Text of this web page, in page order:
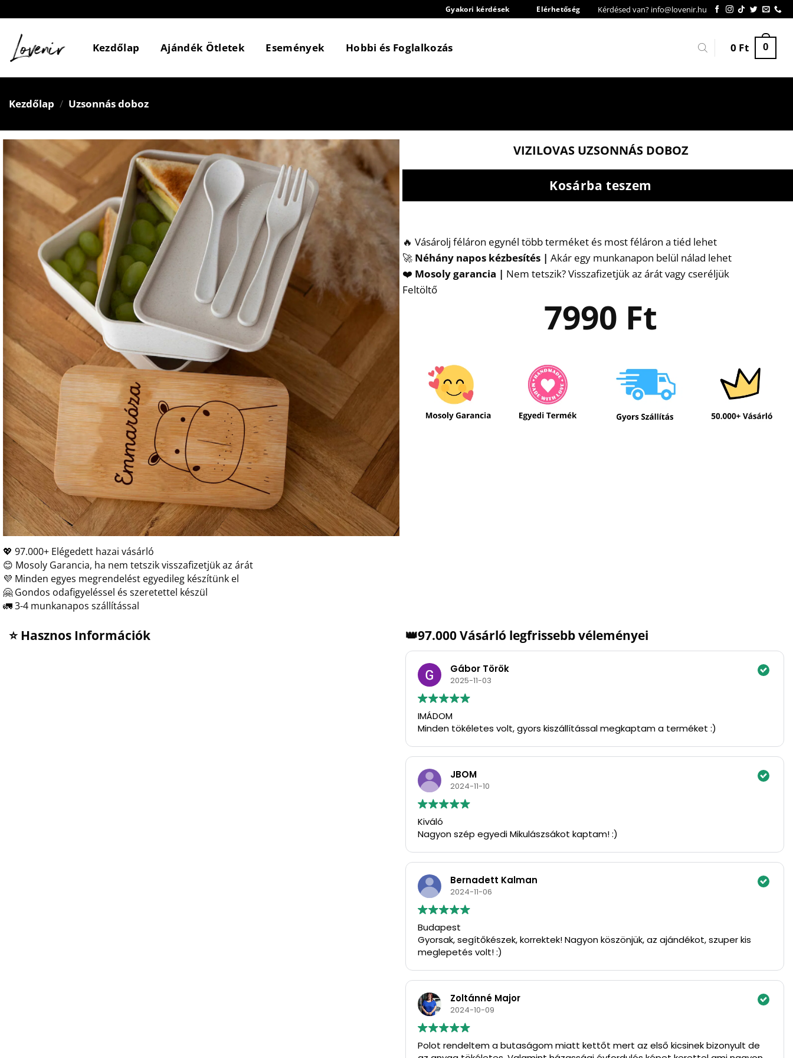
content
Gyakori kérdések Elérhetőség Kérdésed van? info@lovenir.hu
Kezdőlap Ajándék Ötletek Események Hobbi és Foglalkozás 0 Ft 0
Kezdőlap / Uzsonnás doboz
💖 97.000+ Elégedett hazai vásárló
😊 Mosoly Garancia, ha nem tetszik visszafizetjük az árát
💜 Minden egyes megrendelést egyedileg készítünk el
🤗 Gondos odafigyeléssel és szeretettel készül
🚛 3-4 munkanapos szállítással
VIZILOVAS UZSONNÁS DOBOZ
Kosárba teszem
🔥 Vásárolj féláron egynél több terméket és most féláron a tiéd lehet
🚀 Néhány napos kézbesítés | Akár egy munkanapon belül nálad lehet
❤️ Mosoly garancia | Nem tetszik? Visszafizetjük az árát vagy cseréljük
Feltöltő
7990 Ft
⭐ Hasznos Információk 👑97.000 Vásárló legfrissebb véleményei
Gábor Török
2025-11-03
IMÁDOM
Minden tökéletes volt, gyors kiszállítással megkaptam a terméket :)
JBOM
2024-11-10
Kiváló
Nagyon szép egyedi Mikulászsákot kaptam! :)
Bernadett Kalman
2024-11-06
Budapest
Gyorsak, segítőkészek, korrektek! Nagyon köszönjük, az ajándékot, szuper kis
meglepetés volt! :)
Zoltánné Major
2024-10-09
Polot rendeltem a butaságom miatt kettőt mert az első kicsinek bizonyult de